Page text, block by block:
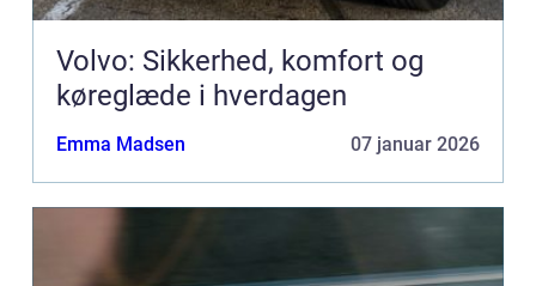
Volvo: Sikkerhed, komfort og
køreglæde i hverdagen
Emma Madsen 07 januar 2026